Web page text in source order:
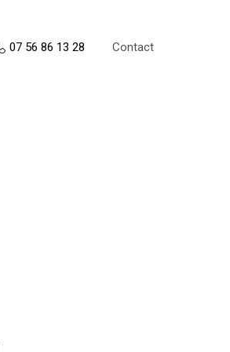
07 56 86 13 28 Contact